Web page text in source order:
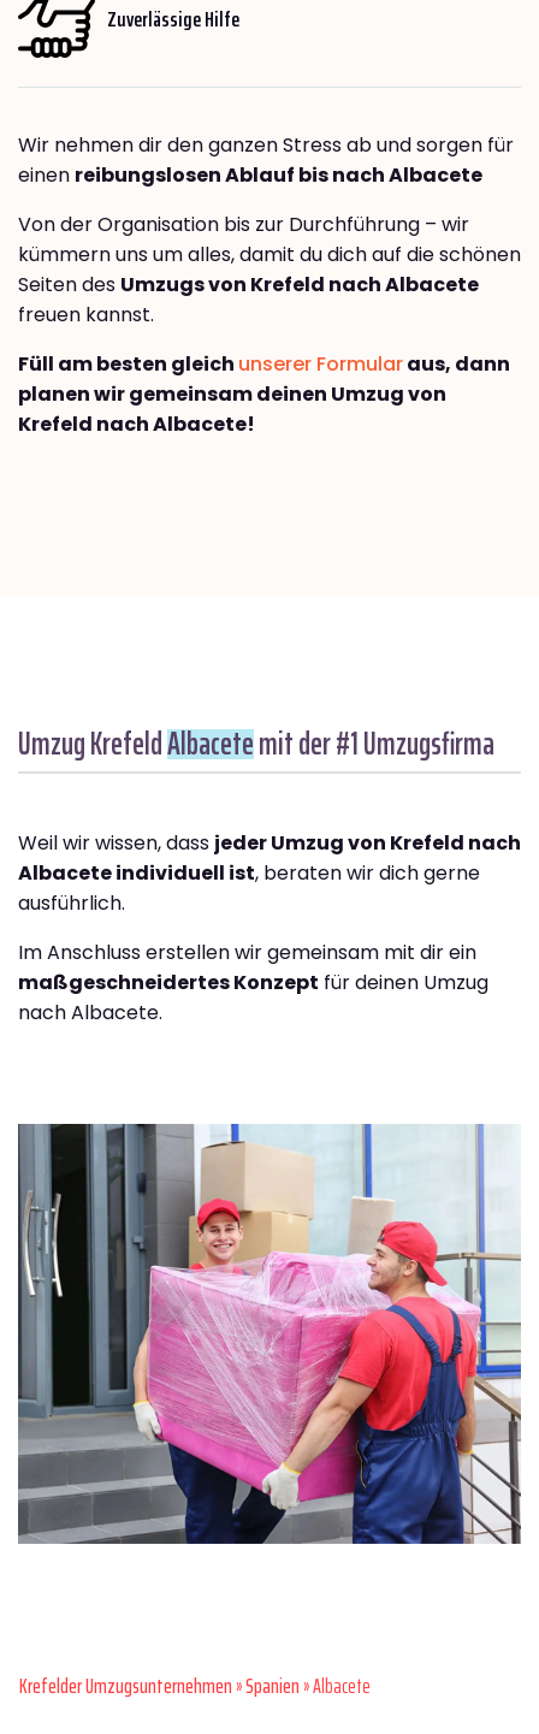
Zuverlässige Hilfe
Wir nehmen dir den ganzen Stress ab und sorgen für
einen reibungslosen Ablauf bis nach Albacete
Von der Organisation bis zur Durchführung – wir
kümmern uns um alles, damit du dich auf die schönen
Seiten des Umzugs von Krefeld nach Albacete
freuen kannst.
Füll am besten gleich unserer Formularaus, dann
planen wir gemeinsam deinen Umzug von
Krefeld nach Albacete!
Umzug KrefeldAlbacetemit der #1 Umzugsfirma
Weil wir wissen, dass jeder Umzug von Krefeld nach
Albacete individuell ist, beraten wir dich gerne
ausführlich.
Im Anschluss erstellen wir gemeinsam mit dir ein
maßgeschneidertes Konzept für deinen Umzug
nach Albacete.
Krefelder Umzugsunternehmen»Spanien» Albacete